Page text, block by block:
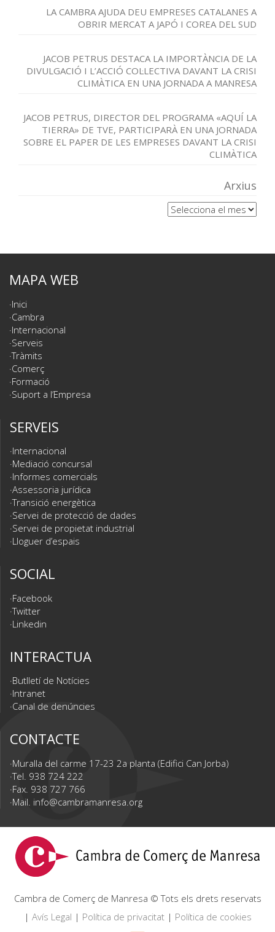
LA CAMBRA AJUDA DEU EMPRESES CATALANES A
OBRIR MERCAT A JAPÓ I COREA DEL SUD
JACOB PETRUS DESTACA LA IMPORTÀNCIA DE LA
DIVULGACIÓ I L’ACCIÓ COL·LECTIVA DAVANT LA CRISI
CLIMÀTICA EN UNA JORNADA A MANRESA
JACOB PETRUS, DIRECTOR DEL PROGRAMA «AQUÍ LA
TIERRA» DE TVE, PARTICIPARÀ EN UNA JORNADA
SOBRE EL PAPER DE LES EMPRESES DAVANT LA CRISI
CLIMÀTICA
Arxius
Arxius
MAPA WEB
Inici
Cambra
Internacional
Serveis
Tràmits
Comerç
Formació
Suport a l’Empresa
SERVEIS
Internacional
Mediació concursal
Informes comercials
Assessoria jurídica
Transició energètica
Servei de protecció de dades
Servei de propietat industrial
Lloguer d’espais
SOCIAL
Facebook
Twitter
Linkedin
INTERACTUA
Butlletí de Notícies
Intranet
Canal de denúncies
CONTACTE
Muralla del carme 17-23 2a planta (Edifici Can Jorba)
Tel. 938 724 222
Fax. 938 727 766
Mail. info@cambramanresa.org
Cambra de Comerç de Manresa © Tots els drets reservats
| Avís Legal | Política de privacitat| Política de cookies